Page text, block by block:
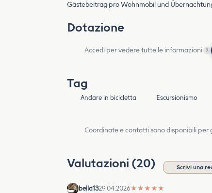
Gästebeitrag pro Wohnmobil und
Dotazione
Accedi per vedere tutte le informazioni ?
Tag
Andare in bicicletta Escursionismo
Coordinate e contatti sono disponibili per
Valutazioni (20) Scrivi una
bella1329.04.2026★ ★ ★ ★ ★